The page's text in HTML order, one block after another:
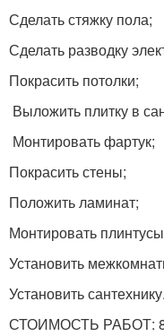
Сделать стяжку пола;
Сделать разводку
Покрасить потолки;
Выложить плитку в
Монтировать фартук;
Покрасить стены;
Положить ламинат;
Монтировать
Установить
Установить сантехнику.
СТОИМОСТЬ РАБОТ: 8